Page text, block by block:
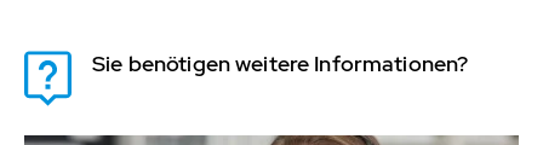
Sie benötigen weitere Informationen?